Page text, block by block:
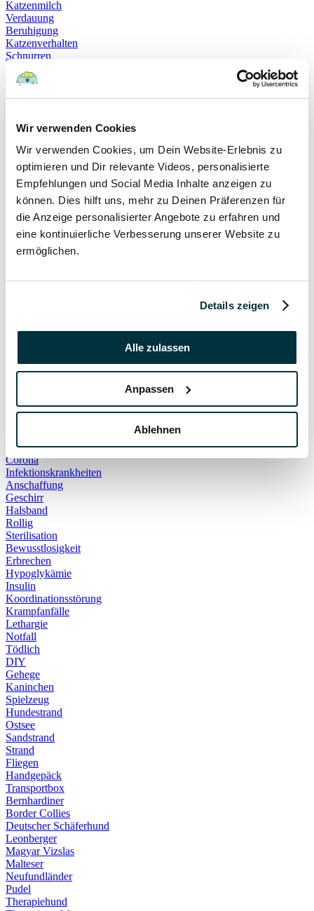
Wir verwenden Cookies
Wir verwenden Cookies, um Dein Website-Erlebnis zu
optimieren und Dir relevante Videos, personalisierte
Empfehlungen und Social Media Inhalte anzeigen zu
können. Dies hilft uns, mehr zu Deinen Präferenzen für
die Anzeige personalisierter Angebote zu erfahren und
eine kontinuierliche Verbesserung unserer Website zu
ermöglichen.
Details zeigen
Alle zulassen
Anpassen
Ablehnen
Katzenmilch
Verdauung
Beruhigung
Katzenverhalten
Schnurren
Gehorsam
Sachkundenachweis
Sozialverträglichkeit
Bloodhound
Hundesport
Mantrailing
Rettungshund
Schäferhund
Schweißhund
exzessives Lecken
Hepatitis
Leptospirose
Kater
Leckerlies
Schmerzen
Schlafplatz
Corona
Infektionskrankheiten
Anschaffung
Geschirr
Halsband
Rollig
Sterilisation
Bewusstlosigkeit
Erbrechen
Hypoglykämie
Insulin
Koordinationsstörung
Krampfanfälle
Lethargie
Notfall
Tödlich
DIY
Gehege
Kaninchen
Spielzeug
Hundestrand
Ostsee
Sandstrand
Strand
Fliegen
Handgepäck
Transportbox
Bernhardiner
Border Collies
Deutscher Schäferhund
Leonberger
Magyar Vizslas
Malteser
Neufundländer
Pudel
Therapiehund